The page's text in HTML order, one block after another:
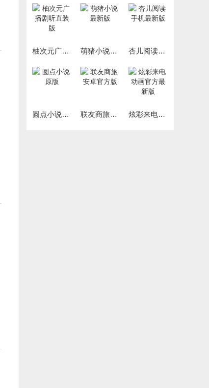
柚次元广播剧听直装版 萌猪小说最新版 杏儿阅读手机最新版
圆点小说原版 联友商旅安卓官方版 炫彩来电动画官方最新版